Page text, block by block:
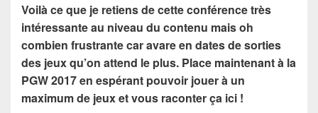
Voilà ce que je retiens de cette conférence très
intéressante au niveau du contenu mais oh
combien frustrante car avare en dates de sorties
des jeux qu’on attend le plus. Place maintenant à la
PGW 2017 en espérant pouvoir jouer à un
maximum de jeux et vous raconter ça ici !